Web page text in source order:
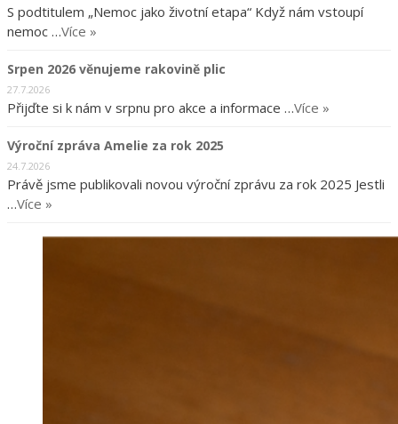
S podtitulem „Nemoc jako životní etapa“ Když nám vstoupí
nemoc …Více »
Srpen 2026 věnujeme rakovině plic
27.7.2026
Přijďte si k nám v srpnu pro akce a informace …Více »
Výroční zpráva Amelie za rok 2025
24.7.2026
Právě jsme publikovali novou výroční zprávu za rok 2025 Jestli
…Více »